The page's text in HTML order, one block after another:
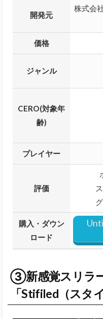
開発元
株式会
価格
ジャンル
CERO(対象年
齢)
プレイヤー
評価
購入・ダウン
ロード
③新感覚スリラ
「Stifiled（スタ